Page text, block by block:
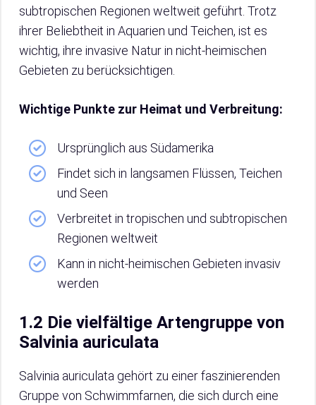
subtropischen Regionen weltweit geführt. Trotz
ihrer Beliebtheit in Aquarien und Teichen, ist es
wichtig, ihre invasive Natur in nicht-heimischen
Gebieten zu berücksichtigen.
Wichtige Punkte zur Heimat und Verbreitung:
Ursprünglich aus Südamerika
Findet sich in langsamen Flüssen, Teichen
und Seen
Verbreitet in tropischen und subtropischen
Regionen weltweit
Kann in nicht-heimischen Gebieten invasiv
werden
1.2 Die vielfältige Artengruppe von
Salvinia auriculata
Salvinia auriculata gehört zu einer faszinierenden
Gruppe von Schwimmfarnen, die sich durch eine